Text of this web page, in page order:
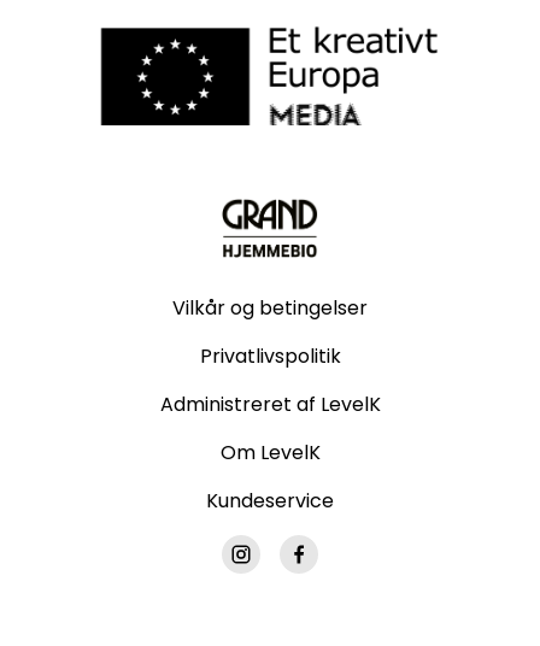
Vilkår og betingelser
Privatlivspolitik
Administreret af LevelK
Om LevelK
Kundeservice